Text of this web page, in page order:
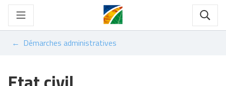
Gestion des traceurs
Aller
contenu
Démarches administratives